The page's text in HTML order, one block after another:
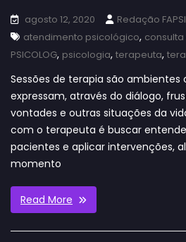
agosto 12, 2020
Redação FAPSI
atendimento psicológico,
PSICOLOG, psicologia, terapeuta,
Sessões de terapia são ambientes
expressam, através do diálogo,
vontades e outras situações da
com o terapeuta é buscar
pacientes e aplicar intervenções,
momento
Read More